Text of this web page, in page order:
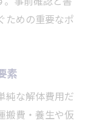
の条件とは
の費用透明
費用の原因
事選びのコ
ための重要なポ
素
純な解体費用だ
搬費・養生や仮